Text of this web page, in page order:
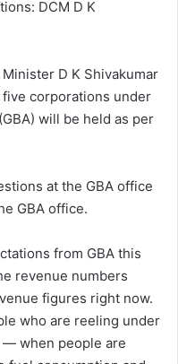
DCM D K
D K Shivakumar
corporations under
will be held as per
at the GBA office
GBA office.
from GBA this
revenue numbers
figures right now.
who are reeling under
when people are